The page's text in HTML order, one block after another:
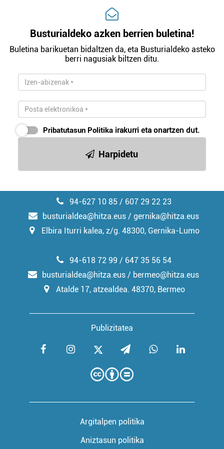
Busturialdeko azken berrien buletina!
Buletina barikuetan bidaltzen da, eta Busturialdeko asteko
berri nagusiak biltzen ditu.
Pribatutasun Politika irakurri eta onartzen dut.
Harpidetu
94-627 10 85 / 607 29 22 23
busturialdea@hitza.eus / gernika@hitza.eus
Elbira Iturri kalea, z/g. 48300, Gernika-Lumo
Publizitatea
94-618 72 99 / 647 35 56 54
busturialdea@hitza.eus / bermeo@hitza.eus
Atalde 17, atzealdea. 48370, Bermeo
Argitalpen politika
Aniztasun politika